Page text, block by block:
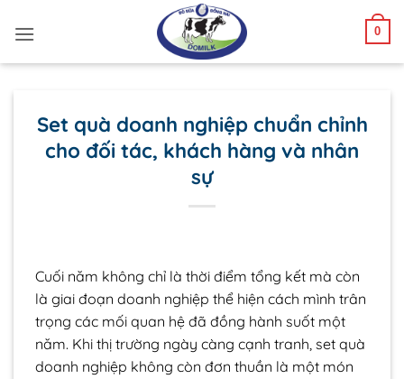
qua
0
Set quà doanh nghiệp chuẩn chỉnh
cho đối tác, khách hàng và nhân
sự
Cuối năm không chỉ là thời điểm tổng kết mà còn
là giai đoạn doanh nghiệp thể hiện cách mình trân
trọng các mối quan hệ đã đồng hành suốt một
năm. Khi thị trường ngày càng cạnh tranh, set quà
doanh nghiệp không còn đơn thuần là một món